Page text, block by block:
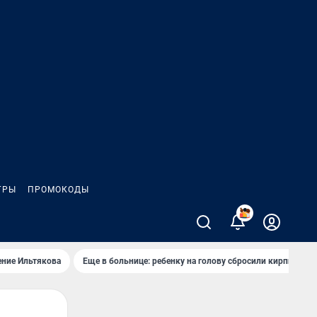
ПРОМОКОДЫ
2
Ильтякова Еще в больнице: ребенку на голову сбросили кирпич